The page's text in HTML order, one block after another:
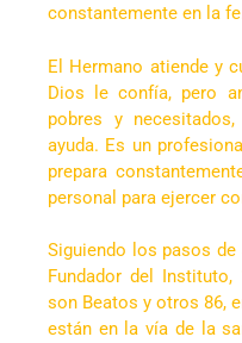
constantemente en la
El Hermano atiende y
Dios le confía, pero
pobres y
ayuda. Es un
prepara
personal para ejercer
Siguiendo los pasos de
Fundador del
son Beatos y otros 86,
están en la vía de la